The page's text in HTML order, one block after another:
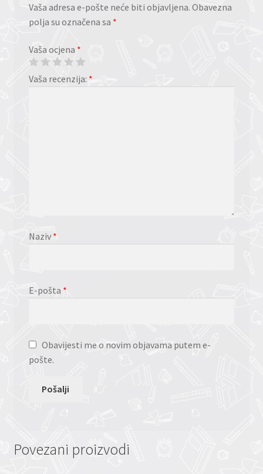
Vaša adresa e-pošte neće biti objavljena. Obavezna
polja su označena sa *
Vaša ocjena *
Vaša recenzija: *
Naziv*
E-pošta *
Obavijesti me o novim objavama putem e-
pošte.
Povezani proizvodi